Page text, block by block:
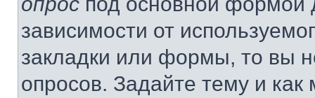
зависимости от
закладки или формы, то вы
опросов. Задайте тему и